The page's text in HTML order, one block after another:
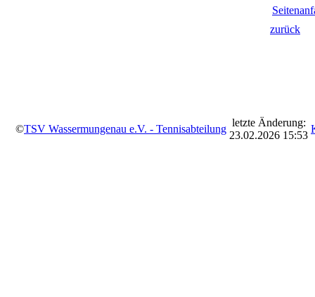
zurück
©TSV Wassermungenau e.V. - Tennisabteilung
letzte Änderung:
23.02.2026 15:53